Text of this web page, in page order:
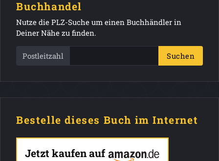
Buchhandel
Nutze die PLZ-Suche um einen Buchhändler in
Deiner Nähe zu finden.
Postleitzahl Suchen
Bestelle dieses Buch im Internet
Jetzt kaufen auf